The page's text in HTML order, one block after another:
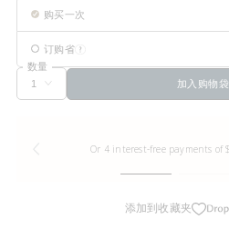
购买一次
订购省
数量
加入购物袋
添加到收藏夹